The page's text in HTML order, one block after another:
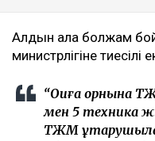
ТАҒЫ ДА ОҚЫҢЫЗДАР
теңге өтемақы талап
Ақтөбеде
құбыры салынады